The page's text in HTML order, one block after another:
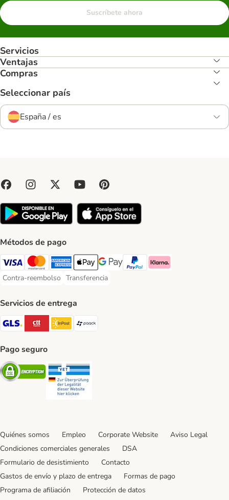
Suscríbete ahora
Servicios
Ventajas
Compras
Seleccionar país
España / es
Métodos de pago
Visa Payment Method
Mastercard Payment Method
American Express Payment Method
Apple Pay Payment Method
Google Pay Payment Method
PayPal Payment Method
Klarna Payment Method
Contra-reembolso
Contra-reembolso Payment Method
Transferencia
Transferencia Payment Method
Servicios de entrega
GLS Shipping Method
CTTExpress Shipping Method
InPost Shipping Method
paack Shipping Method
Pago seguro
Security
Quiénes somos Empleo Corporate Website
Aviso Legal
Condiciones comerciales generales
DSA
Formulario de desistimiento
Contacto
Gastos de envío y plazo de entrega
Formas de pago
Programa de afiliación
Protección de datos